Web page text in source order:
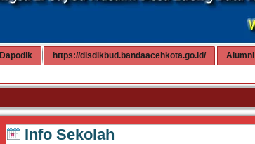
Dapodik https://disdikbud.bandaacehkota.go.id/ Alumni
Info Sekolah